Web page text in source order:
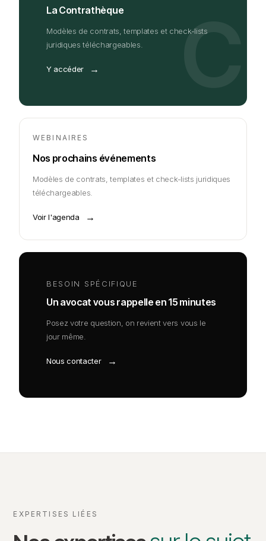
La Contrathèque
Modèles de contrats, templates et check-lists
juridiques téléchargeables.
Y accéder → C
WEBINAIRES
Nos prochains événements
Modèles de contrats, templates et check-lists juridiques
téléchargeables.
Voir l'agenda →
BESOIN SPÉCIFIQUE
Un avocat vous rappelle en 15 minutes
Posez votre question, on revient vers vous le
jour même.
Nous contacter →
EXPERTISES LIÉES